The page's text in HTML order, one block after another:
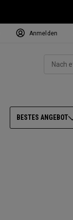
Anmelden
BESTES ANGEBOT